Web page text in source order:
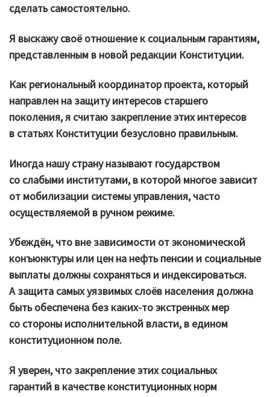
сделать самостоятельно.
Я выскажу своё отношение к социальным гарантиям,
представленным в новой редакции Конституции.
Как региональный координатор проекта, который
направлен на защиту интересов старшего
поколения, я считаю закрепление этих интересов
в статьях Конституции безусловно правильным.
Иногда нашу страну называют государством
со слабыми институтами, в которой многое зависит
от мобилизации системы управления, часто
осуществляемой в ручном режиме.
Убеждён, что вне зависимости от экономической
конъюнктуры или цен на нефть пенсии и социальные
выплаты должны сохраняться и индексироваться.
А защита самых уязвимых слоёв населения должна
быть обеспечена без каких-то экстренных мер
со стороны исполнительной власти, в едином
конституционном поле.
Я уверен, что закрепление этих социальных
гарантий в качестве конституционных норм